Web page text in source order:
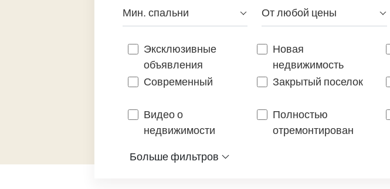
Мин. спальни От любой цены
Эксклюзивные
объявления
Новая
недвижимость
Современный Закрытый поселок
Видео о
недвижимости
Полностью
отремонтирован
Больше фильтров